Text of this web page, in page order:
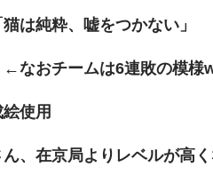
は純粋、嘘をつかない」
←なおチームは6連敗の模様
使用
、在京局よりレベルが高